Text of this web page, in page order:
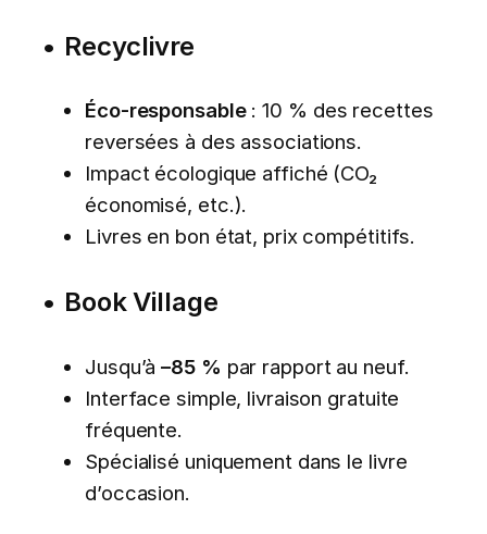
• Recyclivre
Éco-responsable: 10 % des recettes
reversées à des associations.
Impact écologique affiché (CO₂
économisé, etc.).
Livres en bon état, prix compétitifs.
• Book Village
Jusqu’à–85 % par rapport au neuf.
Interface simple, livraison gratuite
fréquente.
Spécialisé uniquement dans le livre
d’occasion.